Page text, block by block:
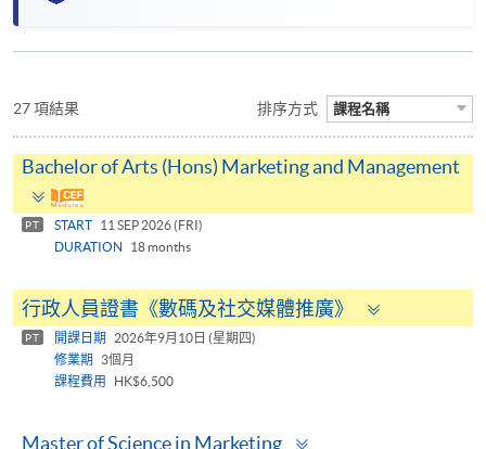
27 項結果 排序方式 課程名稱
Bachelor of Arts (Hons) Marketing and Management
Toggle
panel
PT START
11 SEP 2026 (FRI)
DURATION
18 months
行政人員證書《數碼及社交媒體推廣》
panel
PT 開課日期
2026年9月10日 (星期四)
修業期
3個月
課程費用
HK$6,500
Master of Science in Marketing